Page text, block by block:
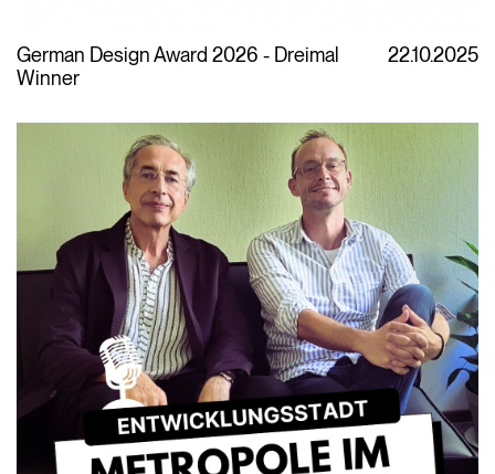
German Design Award 2026 - Dreimal
Winner
22.10.2025